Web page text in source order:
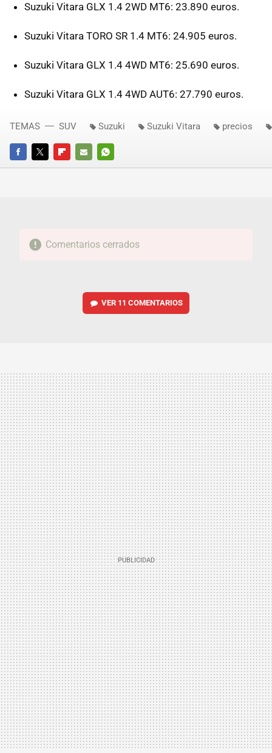
Suzuki Vitara GLX 1.4 2WD MT6: 23.890 euros.
Suzuki Vitara TORO SR 1.4 MT6: 24.905 euros.
Suzuki Vitara GLX 1.4 4WD MT6: 25.690 euros.
Suzuki Vitara GLX 1.4 4WD AUT6: 27.790 euros.
FACEBOOKTWITTERFLIPBOARD
E-
WHATSAPP
TEMAS SUV Suzuki Suzuki Vitara precios
Comentarios cerrados
VER 11 COMENTARIOS